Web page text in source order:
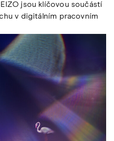
jsou klíčovou součástí
v digitálním pracovním